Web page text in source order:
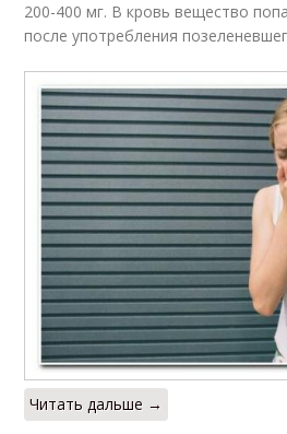
200-400 мг. В кровь вещество
после употребления
Читать дальше →